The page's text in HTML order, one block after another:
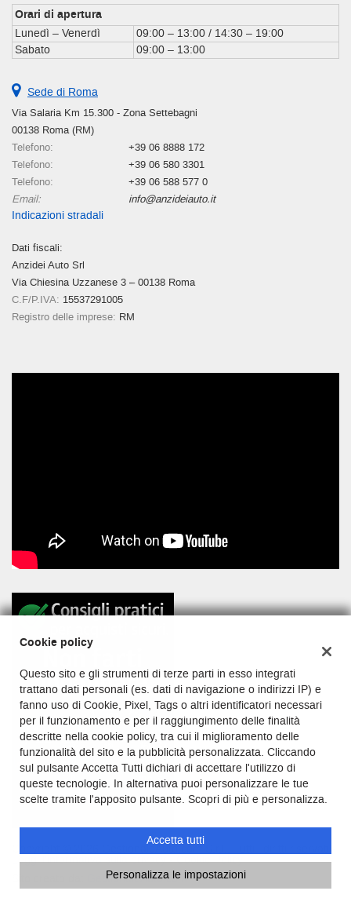
Orari di apertura
Lunedì – Venerdì
09:00 – 13:00 / 14:30 – 19:00
Sabato
09:00 – 13:00
Sede di Roma
Via Salaria Km 15.300 - Zona Settebagni
00138 Roma (RM)
Telefono:
+39 06 8888 172
Telefono:
+39 06 580 3301
Telefono:
+39 06 588 577 0
Email:
info@anzideiauto.it
Indicazioni stradali
Dati fiscali:
Anzidei Auto Srl
Via Chiesina Uzzanese 3 – 00138 Roma
C.F/P.IVA: 15537291005
Registro delle imprese: RM
Leggi l'informativa sulla privacy-Cookie Policy
GestionaleAuto.com
Cookie policy
Questo sito e gli strumenti di terze parti in esso integrati
trattano dati personali (es. dati di navigazione o indirizzi IP) e
fanno uso di Cookie, Pixel, Tags o altri identificatori necessari
per il funzionamento e per il raggiungimento delle finalità
descritte nella cookie policy, tra cui il miglioramento delle
funzionalità del sito e la pubblicità personalizzata. Cliccando
sul pulsante Accetta Tutti dichiari di accettare l'utilizzo di
queste tecnologie. In alternativa puoi personalizzare le tue
scelte tramite l'apposito pulsante. Scopri di più e personalizza.
Accetta tutti
Personalizza le impostazioni